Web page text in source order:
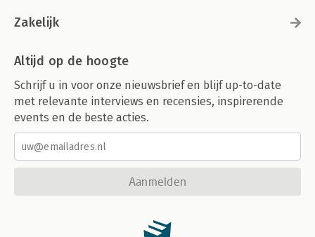
Zakelijk
Altijd op de hoogte
Schrijf u in voor onze nieuwsbrief en blijf up-to-date
met relevante interviews en recensies, inspirerende
events en de beste acties.
Aanmelden